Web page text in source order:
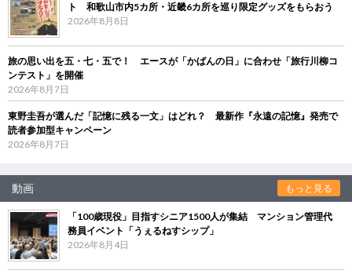
ト 和歌山市内5カ所・近畿6カ所を巡り限定グッズをもらおう
2026年8月8日
旅の思い出を五・七・五で！ エースが「かばんの日」に合わせ「旅行川柳コ
ンテスト」を開催
2026年8月7日
東野圭吾が選んだ「記憶に残る一文」はどれ？ 最新作『永遠の記憶』発売で
読者参加型キャンペーン
2026年8月7日
動画 もっと見る
「100歳現役」目指すシニア1500人が集結 マンション管理代
務員イベント「うぇるねすシップ」
2026年8月4日